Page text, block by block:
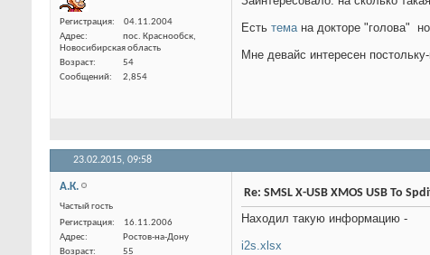
Регистрация
04.11.2004
Адрес
пос. Краснообск,
Новосибирская область
Возраст
54
Сообщений
2,854
Есть тема на докторе "голова"
Мне девайс интересен
23.02.2015,
А.К.
Регистрация
Адрес
Ростов-на-Дону
Re: SMSL X-USB XMOS USB To
Находил такую информацию -